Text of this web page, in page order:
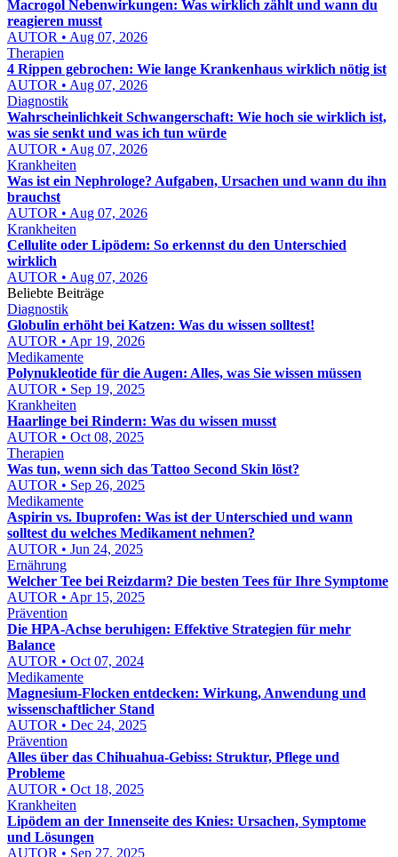
Macrogol Nebenwirkungen: Was wirklich zählt und wann du
reagieren musst
AUTOR • Aug 07, 2026
Therapien
4 Rippen gebrochen: Wie lange Krankenhaus wirklich nötig ist
AUTOR • Aug 07, 2026
Diagnostik
Wahrscheinlichkeit Schwangerschaft: Wie hoch sie wirklich ist,
was sie senkt und was ich tun würde
AUTOR • Aug 07, 2026
Krankheiten
Was ist ein Nephrologe? Aufgaben, Ursachen und wann du ihn
brauchst
AUTOR • Aug 07, 2026
Krankheiten
Cellulite oder Lipödem: So erkennst du den Unterschied
wirklich
AUTOR • Aug 07, 2026
Beliebte Beiträge
Diagnostik
Globulin erhöht bei Katzen: Was du wissen solltest!
AUTOR • Apr 19, 2026
Medikamente
Polynukleotide für die Augen: Alles, was Sie wissen müssen
AUTOR • Sep 19, 2025
Krankheiten
Haarlinge bei Rindern: Was du wissen musst
AUTOR • Oct 08, 2025
Therapien
Was tun, wenn sich das Tattoo Second Skin löst?
AUTOR • Sep 26, 2025
Medikamente
Aspirin vs. Ibuprofen: Was ist der Unterschied und wann
solltest du welches Medikament nehmen?
AUTOR • Jun 24, 2025
Ernährung
Welcher Tee bei Reizdarm? Die besten Tees für Ihre Symptome
AUTOR • Apr 15, 2025
Prävention
Die HPA-Achse beruhigen: Effektive Strategien für mehr
Balance
AUTOR • Oct 07, 2024
Medikamente
Magnesium-Flocken entdecken: Wirkung, Anwendung und
wissenschaftlicher Stand
AUTOR • Dec 24, 2025
Prävention
Alles über das Chihuahua-Gebiss: Struktur, Pflege und
Probleme
AUTOR • Oct 18, 2025
Krankheiten
Lipödem an der Innenseite des Knies: Ursachen, Symptome
und Lösungen
AUTOR • Sep 27, 2025